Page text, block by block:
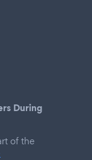
During
of the